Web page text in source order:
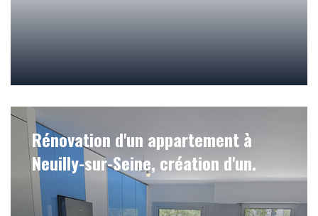
Rénovation d'un appartement à
Neuilly-sur-Seine, création d'un.